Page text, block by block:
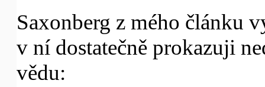
Saxonberg z mého článku
v ní dostatečně prokazuji
vědu: